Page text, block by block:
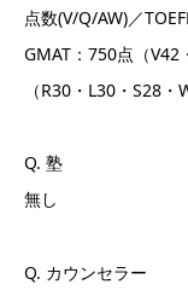
点数(V/Q/AW)／
GMAT：750点（V42
（R30・L30・S28・
Q. 塾
無し
Q. カウンセラー